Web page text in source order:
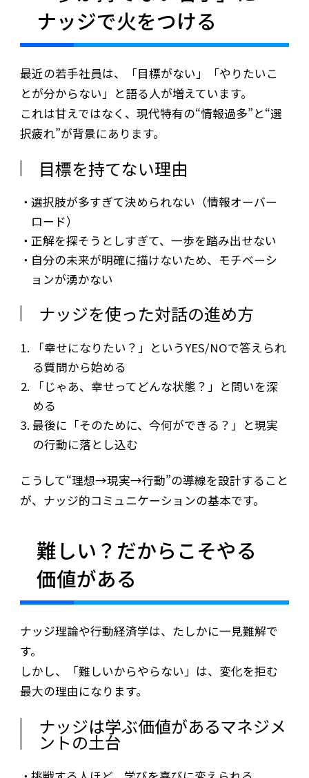
ナッジで火をつける
最近の若手社員は、「目標がない」「やりたいこ
とが分からない」と語る人が増えています。
これは甘えではなく、現代特有の“情報過多”と“選
択疲れ”が背景にあります。
目標を持てない理由
選択肢が多すぎて決められない（情報オーバー
ロード）
正解を探そうとしすぎて、一歩を踏み出せない
自分の未来が明確に描けないため、モチベーシ
ョンが湧かない
ナッジを使った対話の進め方
「幸せになりたい？」というYES/NOで答えられ
る質問から始める
「じゃあ、幸せってどんな状態？」と問いを深
める
最後に「そのために、今何ができる？」と現実
の行動に落とし込む
こうして“理想→現実→行動”の導線を設計すること
が、ナッジ的コミュニケーションの基本です。
難しい？だからこそやる
価値がある
ナッジ理論や行動経済学は、たしかに一見難解で
す。
しかし、「難しいからやらない」は、変化を拒む
最大の理由になります。
ナッジは学ぶ価値があるマネジメ
ントの土台